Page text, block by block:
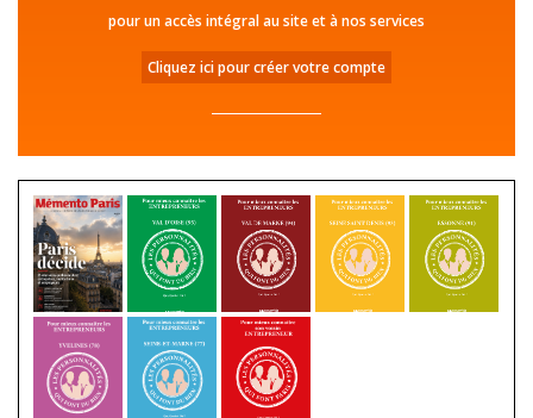
pour un accès intégral au site et à nos services
Cliquez ici pour créer votre compte